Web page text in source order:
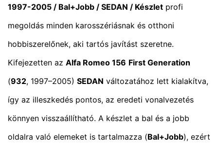
1997-2005 / Bal+Jobb / SEDAN / Készlet profi
megoldás minden karosszériásnak és otthoni
hobbiszerelőnek, aki tartós javítást szeretne.
Kifejezetten az Alfa Romeo 156 First Generation
(932, 1997–2005) SEDAN változatához lett kialakítva,
így az illeszkedés pontos, az eredeti vonalvezetés
könnyen visszaállítható. A készlet a bal és a jobb
oldalra való elemeket is tartalmazza (Bal+Jobb), ezért